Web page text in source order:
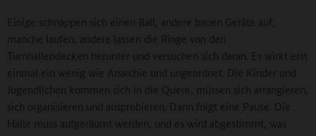
Einige schnappen sich einen Ball, andere bauen Geräte auf,
manche laufen, andere lassen die Ringe von den
Turnhallendecken herunter und versuchen sich daran. Es wirkt erst
einmal ein wenig wie Anarchie und ungeordnet. Die Kinder und
Jugendlichen kommen sich in die Quere, müssen sich arrangieren,
sich organisieren und ausprobieren. Dann folgt eine Pause. Die
Halle muss aufgeräumt werden, und es wird abgestimmt, was